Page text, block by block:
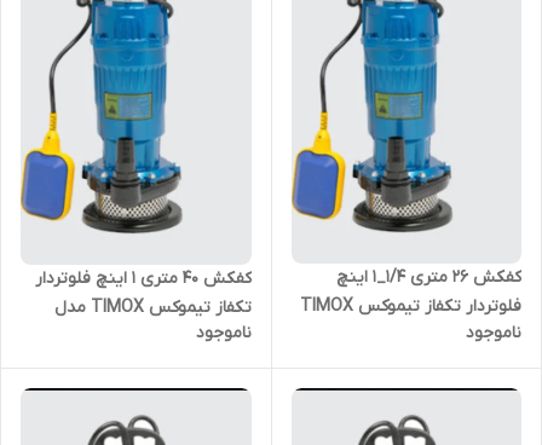
کفکش ۲۶ متری ۱/۴_۱ اینچ
فلوتردار تکفاز تیموکس TIMOX
مدل QDX3-26-0.75F
ناموجود
کفکش ۴۰ متری ۱ اینچ فلوتردار
تکفاز تیموکس TIMOX مدل
QDX1.5-40-1.1F
ناموجود